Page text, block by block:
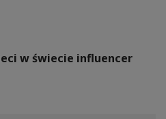
w świecie influencer